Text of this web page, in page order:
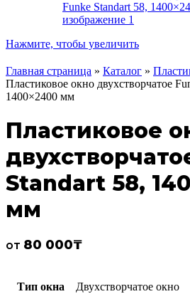
Нажмите, чтобы увеличить
Главная страница » Каталог »
Пластиковое окно двухстворчатое
1400×2400 мм
Пластиковое
Standart 58,
мм
от 80 000₸
Тип окна Двухстворчатое окно